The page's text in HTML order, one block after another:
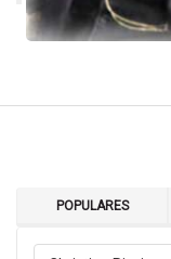
POPULARES